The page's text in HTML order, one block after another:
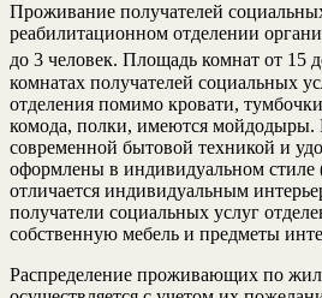
Проживание получателей
реабилитационном отделении
до 3 человек. Площадь комнат от 15
комнатах получателей социальных
отделения помимо кровати,
комода, полки, имеются
современной бытовой техникой и
оформлены в индивидуальном стиле
отличается индивидуальным
получатели социальных услуг
собственную мебель и предметы
Распределение проживающих по